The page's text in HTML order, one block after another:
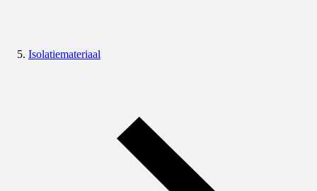
Isolatiemateriaal